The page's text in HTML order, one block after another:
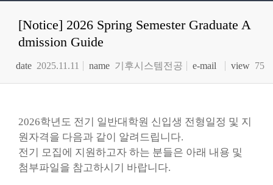
[Notice] 2026 Spring Semester Graduate A
dmission Guide
date 2025.11.11 name 기후시스템전공 e-mail view 75
2026학년도 전기 일반대학원 신입생 전형일정 및 지
원자격을 다음과 같이 알려드립니다.
전기 모집에 지원하고자 하는 분들은 아래 내용 및
첨부파일을 참고하시기 바랍니다.